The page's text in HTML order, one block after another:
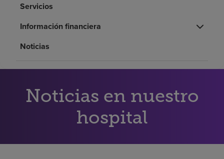
Recursos de salud
Buscar un centro
Inversores
Pagar mi factura
Servicios
Información financiera
Noticias
Noticias en nuestro
hospital